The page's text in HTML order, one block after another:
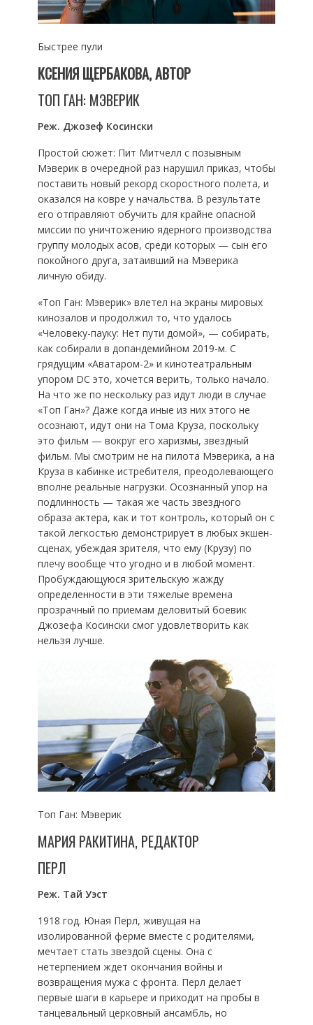
Быстрее пули
КСЕНИЯ ЩЕРБАКОВА, АВТОР
ТОП ГАН: МЭВЕРИК
Реж. Джозеф Косински
Простой сюжет: Пит Митчелл с позывным
Мэверик в очередной раз нарушил приказ, чтобы
поставить новый рекорд скоростного полета, и
оказался на ковре у начальства. В результате
его отправляют обучить для крайне опасной
миссии по уничтожению ядерного производства
группу молодых асов, среди которых — сын его
покойного друга, затаивший на Мэверика
личную обиду.
«Топ Ган: Мэверик» влетел на экраны мировых
кинозалов и продолжил то, что удалось
«Человеку-пауку: Нет пути домой», — собирать,
как собирали в допандемийном 2019-м. С
грядущим «Аватаром-2» и кинотеатральным
упором DC это, хочется верить, только начало.
На что же по нескольку раз идут люди в случае
«Топ Ган»? Даже когда иные из них этого не
осознают, идут они на Тома Круза, поскольку
это фильм — вокруг его харизмы, звездный
фильм. Мы смотрим не на пилота Мэверика, а на
Круза в кабинке истребителя, преодолевающего
вполне реальные нагрузки. Осознанный упор на
подлинность — такая же часть звездного
образа актера, как и тот контроль, который он с
такой легкостью демонстрирует в любых экшен-
сценах, убеждая зрителя, что ему (Крузу) по
плечу вообще что угодно и в любой момент.
Пробуждающуюся зрительскую жажду
определенности в эти тяжелые времена
прозрачный по приемам деловитый боевик
Джозефа Косински смог удовлетворить как
нельзя лучше.
Топ Ган: Мэверик
МАРИЯ РАКИТИНА, РЕДАКТОР
ПЕРЛ
Реж. Тай Уэст
1918 год. Юная Перл, живущая на
изолированной ферме вместе с родителями,
мечтает стать звездой сцены. Она с
нетерпением ждет окончания войны и
возвращения мужа с фронта. Перл делает
первые шаги в карьере и приходит на пробы в
танцевальный церковный ансамбль, но